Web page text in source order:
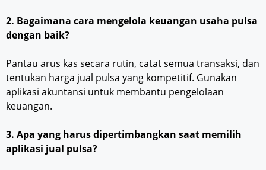
2. Bagaimana cara mengelola keuangan usaha pulsa
dengan baik?
Pantau arus kas secara rutin, catat semua transaksi, dan
tentukan harga jual pulsa yang kompetitif. Gunakan
aplikasi akuntansi untuk membantu pengelolaan
keuangan.
3. Apa yang harus dipertimbangkan saat memilih
aplikasi jual pulsa?